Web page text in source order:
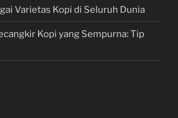
Varietas Kopi di Seluruh Dunia
Kopi yang Sempurna: Tip